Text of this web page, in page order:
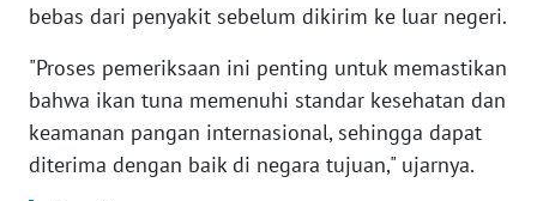
bebas dari penyakit sebelum dikirim ke luar negeri.
"Proses pemeriksaan ini penting untuk memastikan
bahwa ikan tuna memenuhi standar kesehatan dan
keamanan pangan internasional, sehingga dapat
diterima dengan baik di negara tujuan," ujarnya.
WN
WN
PAPUA